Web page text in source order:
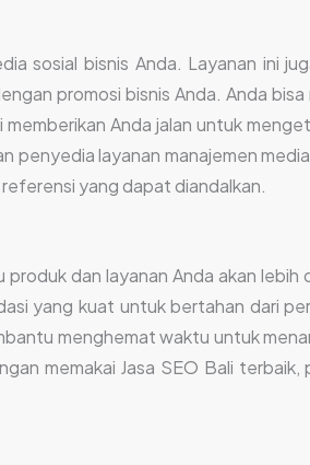
sosial bisnis Anda. Layanan ini
promosi bisnis Anda. Anda bisa
Anda jalan untuk
penyedia layanan manajemen
yang dapat diandalkan.
dan layanan Anda akan lebih
yang kuat untuk bertahan dari
menghemat waktu untuk
memakai Jasa SEO Bali terbaik,